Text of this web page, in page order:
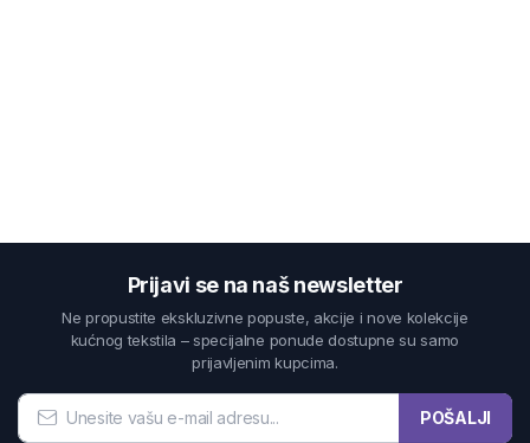
Prijavi se na naš newsletter
Ne propustite ekskluzivne popuste, akcije i nove kolekcije
kućnog tekstila – specijalne ponude dostupne su samo
prijavljenim kupcima.
POŠALJI